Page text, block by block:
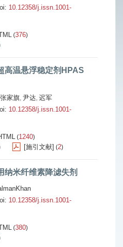
10.12358/j.issn.1001-
(376)
高温悬浮稳定剂HPAS
张家旗, 尹达, 迟军
10.12358/j.issn.1001-
(1240)
[施引文献] (2)
纳米纤维素降滤失剂
10.12358/j.issn.1001-
(380)